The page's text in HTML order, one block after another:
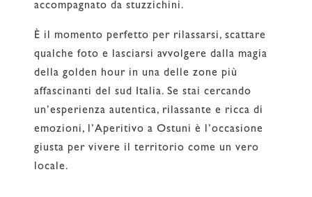
accompagnato da stuzzichini.
È il momento perfetto per rilassarsi, scattare
qualche foto e lasciarsi avvolgere dalla magia
della golden hour in una delle zone più
affascinanti del sud Italia. Se stai cercando
un’esperienza autentica, rilassante e ricca di
emozioni, l’Aperitivo a Ostuni è l’occasione
giusta per vivere il territorio come un vero
locale.